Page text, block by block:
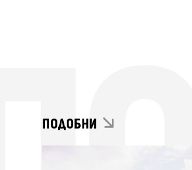
ПОДОБНИ